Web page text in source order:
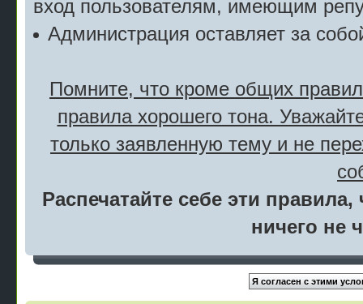
вход пользователям, имеющим
Администрация оставляет за
Помните, что кроме общих
правила хорошего тона.
только заявленную тему и не
Распечатайте себе эти
ничего не